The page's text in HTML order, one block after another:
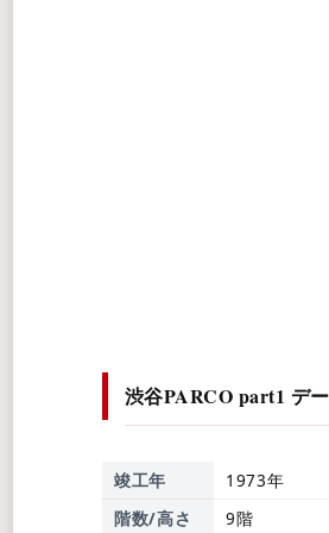
渋谷PARCO part1 デ
竣工年
1973年
階数/高さ
9階